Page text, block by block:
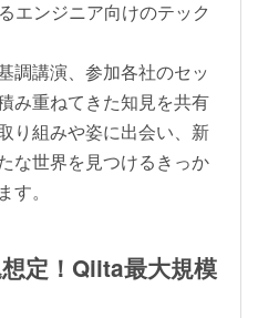
エンジニア向けのテック
調講演、参加各社のセッ
み重ねてきた知見を共有
り組みや姿に出会い、新
な世界を見つけるきっか
。
定！Qiita最大規模